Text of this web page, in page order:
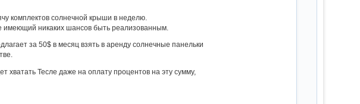
комплектов солнечной крыши в неделю.
никаких шансов быть реализованным.
за 50$ в месяц взять в аренду солнечные панельки
хватать Тесле даже на оплату процентов на эту сумму,